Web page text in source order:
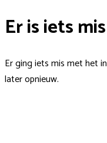
Er is iets
Er ging iets mis met het
later opnieuw.